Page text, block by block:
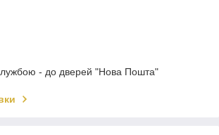
- до дверей "Нова Пошта"